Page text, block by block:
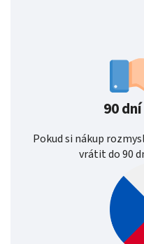
90
Pokud si nákup
vrátit do 90